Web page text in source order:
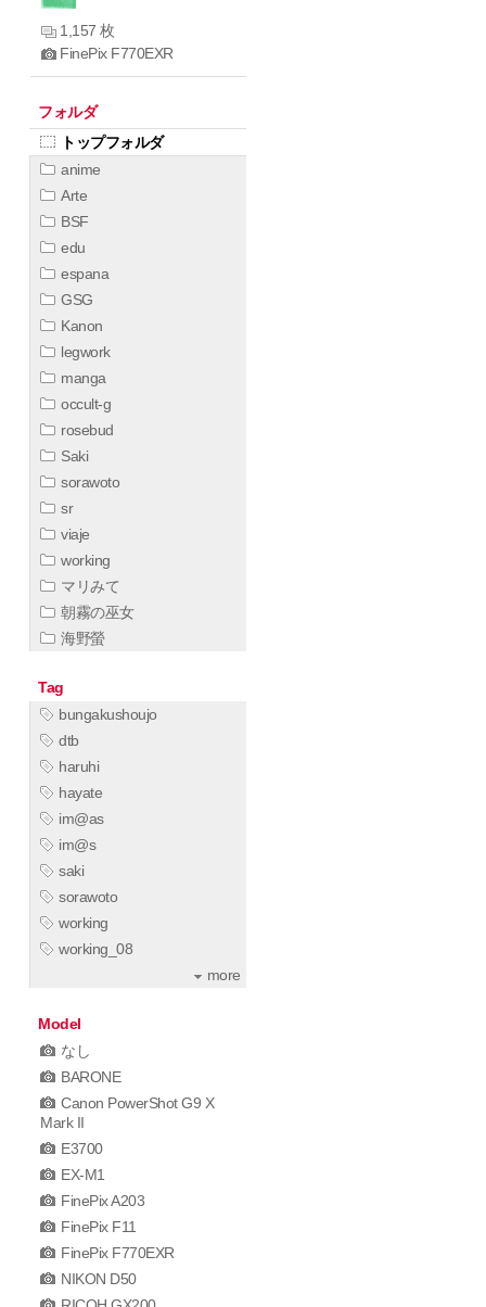
1,157 枚
FinePix F770EXR
フォルダ
トップフォルダ
anime
Arte
BSF
edu
espana
GSG
Kanon
legwork
manga
occult-g
rosebud
Saki
sorawoto
sr
viaje
working
マリみて
朝霧の巫女
海野螢
Tag
bungakushoujo
dtb
haruhi
hayate
im@as
im@s
saki
sorawoto
working
working_08
more
Model
なし
BARONE
Canon PowerShot G9 X
Mark II
E3700
EX-M1
FinePix A203
FinePix F11
FinePix F770EXR
NIKON D50